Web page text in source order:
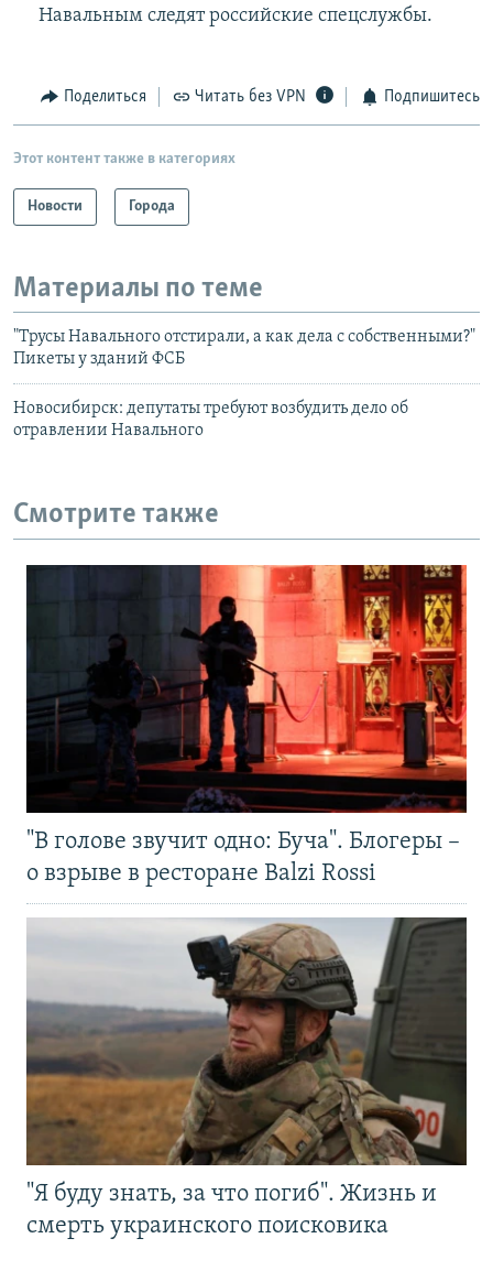
Навальным следят российские спецслужбы.
Поделиться Читать без VPN Подпишитесь
Этот контент также в категориях
Новости Города
Материалы по теме
"Трусы Навального отстирали, а как дела с собственными?"
Пикеты у зданий ФСБ
Новосибирск: депутаты требуют возбудить дело об
отравлении Навального
Смотрите также
"В голове звучит одно: Буча". Блогеры –
о взрыве в ресторане Balzi Rossi
"Я буду знать, за что погиб". Жизнь и
смерть украинского поисковика